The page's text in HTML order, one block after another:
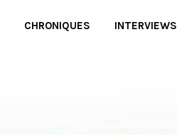
CHRONIQUES INTERVIEWS